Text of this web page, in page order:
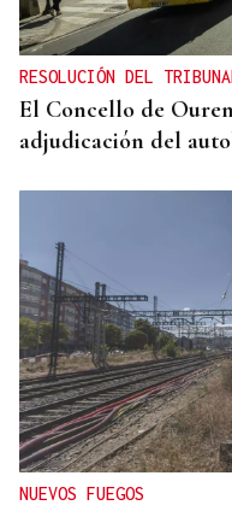
RESOLUCIÓN DEL
El Concello de
adjudicación del
NUEVOS FUEGOS